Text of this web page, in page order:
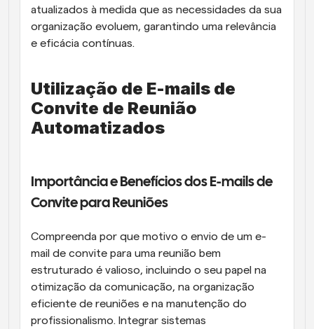
atualizados à medida que as necessidades da sua
organização evoluem, garantindo uma relevância
e eficácia contínuas.
Utilização de E-mails de
Convite de Reunião
Automatizados
Importância e Benefícios dos E-mails de
Convite para Reuniões
Compreenda por que motivo o envio de um e-
mail de convite para uma reunião bem
estruturado é valioso, incluindo o seu papel na
otimização da comunicação, na organização
eficiente de reuniões e na manutenção do
profissionalismo. Integrar sistemas